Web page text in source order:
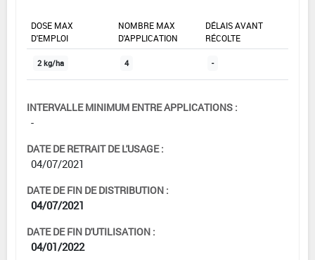
DOSE MAX
D'EMPLOI
NOMBRE MAX
D'APPLICATION
DÉLAIS AVANT
RÉCOLTE
2 kg/ha 4 -
INTERVALLE MINIMUM ENTRE APPLICATIONS :
-
DATE DE RETRAIT DE L'USAGE :
04/07/2021
DATE DE FIN DE DISTRIBUTION :
04/07/2021
DATE DE FIN D'UTILISATION :
04/01/2022